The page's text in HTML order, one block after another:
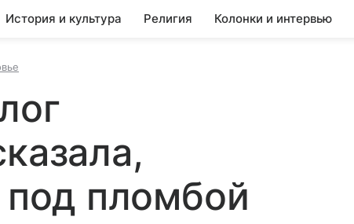
История и культура Религия Колонки и интервью
под пломбой